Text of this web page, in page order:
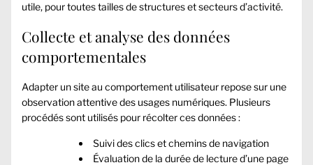
utile, pour toutes tailles de structures et secteurs d’activité.
Collecte et analyse des données
comportementales
Adapter un site au comportement utilisateur repose sur une
observation attentive des usages numériques. Plusieurs
procédés sont utilisés pour récolter ces données :
Suivi des clics et chemins de navigation
Évaluation de la durée de lecture d’une page